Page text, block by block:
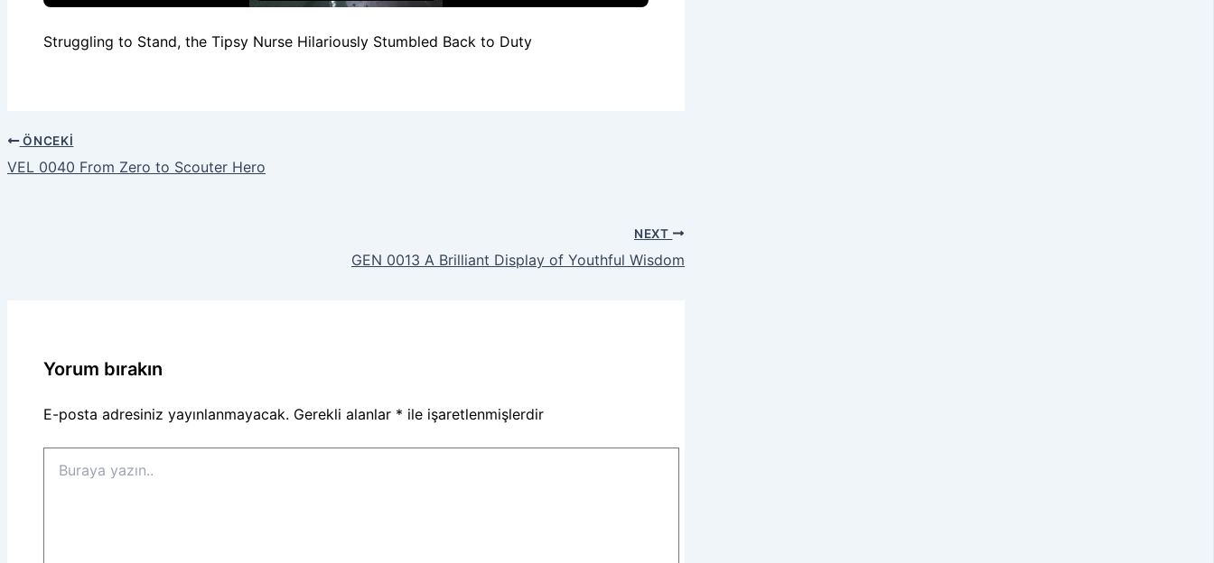
Struggling to Stand, the Tipsy Nurse Hilariously Stumbled Back to Duty
ÖNCEKI
VEL 0040 From Zero to Scouter Hero
NEXT
GEN 0013 A Brilliant Display of Youthful Wisdom
Yorum bırakın
E-posta adresiniz yayınlanmayacak. Gerekli alanlar * ile işaretlenmişlerdir
yazın..